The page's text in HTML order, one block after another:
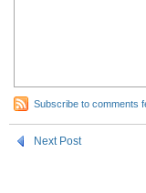
Subscribe to comments
Next Post